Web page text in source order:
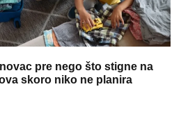
pre nego što stigne na
skoro niko ne planira